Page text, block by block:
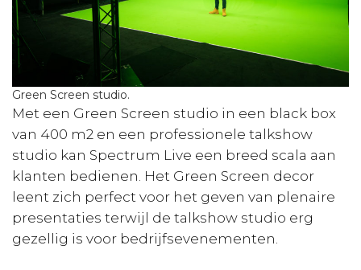
Green Screen studio.
Met een Green Screen studio in een black box
van 400 m2 en een professionele talkshow
studio kan Spectrum Live een breed scala aan
klanten bedienen. Het Green Screen decor
leent zich perfect voor het geven van plenaire
presentaties terwijl de talkshow studio erg
gezellig is voor bedrijfsevenementen.